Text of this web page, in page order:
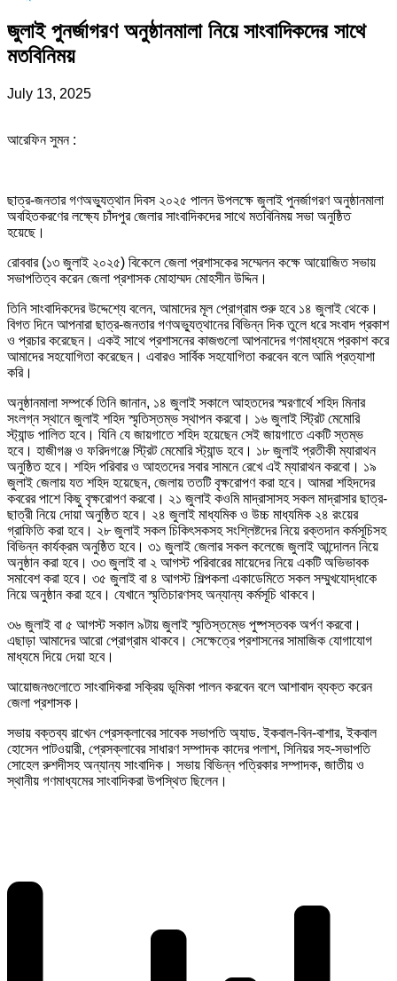
জুলাই পুনর্জাগরণ অনুষ্ঠানমালা নিয়ে সাংবাদিকদের সাথে
মতবিনিময়
July 13, 2025
আরেফিন সুমন :
ছাত্র-জনতার গণঅভ্যুত্থান দিবস ২০২৫ পালন উপলক্ষে জুলাই পুনর্জাগরণ অনুষ্ঠানমালা
অবহিতকরণের লক্ষ্যে চাঁদপুর জেলার সাংবাদিকদের সাথে মতবিনিময় সভা অনুষ্ঠিত
হয়েছে।
রোববার (১৩ জুলাই ২০২৫) বিকেলে জেলা প্রশাসকের সম্মেলন কক্ষে আয়োজিত সভায়
সভাপতিত্ব করেন জেলা প্রশাসক মোহাম্মদ মোহসীন উদ্দিন।
তিনি সাংবাদিকদের উদ্দেশ্যে বলেন, আমাদের মূল প্রোগ্রাম শুরু হবে ১৪ জুলাই থেকে।
বিগত দিনে আপনারা ছাত্র-জনতার গণঅভ্যুত্থানের বিভিন্ন দিক তুলে ধরে সংবাদ প্রকাশ
ও প্রচার করেছেন। একই সাথে প্রশাসনের কাজগুলো আপনাদের গণমাধ্যমে প্রকাশ করে
আমাদের সহযোগিতা করেছেন। এবারও সার্বিক সহযোগিতা করবেন বলে আমি প্রত্যাশা
করি।
অনুষ্ঠানমালা সম্পর্কে তিনি জানান, ১৪ জুলাই সকালে আহতদের স্মরণার্থে শহিদ মিনার
সংলগ্ন স্থানে জুলাই শহিদ স্মৃতিস্তম্ভ স্থাপন করবো। ১৬ জুলাই স্ট্রিট মেমোরি
স্ট্যান্ড পালিত হবে। যিনি যে জায়গাতে শহিদ হয়েছেন সেই জায়গাতে একটি স্তম্ভ
হবে। হাজীগঞ্জ ও ফরিদগঞ্জে স্ট্রিট মেমোরি স্ট্যান্ড হবে। ১৮ জুলাই প্রতীকী ম্যারাথন
অনুষ্ঠিত হবে। শহিদ পরিবার ও আহতদের সবার সামনে রেখে এই ম্যারাথন করবো। ১৯
জুলাই জেলায় যত শহিদ হয়েছেন, জেলায় ততটি বৃক্ষরোপণ করা হবে। আমরা শহিদদের
কবরের পাশে কিছু বৃক্ষরোপণ করবো। ২১ জুলাই কওমি মাদ্রাসাসহ সকল মাদ্রাসার ছাত্র-
ছাত্রী নিয়ে দোয়া অনুষ্ঠিত হবে। ২৪ জুলাই মাধ্যমিক ও উচ্চ মাধ্যমিক ২৪ রংয়ের
গ্রাফিতি করা হবে। ২৮ জুলাই সকল চিকিৎসকসহ সংশ্লিষ্টদের নিয়ে রক্তদান কর্মসূচিসহ
বিভিন্ন কার্যক্রম অনুষ্ঠিত হবে। ৩১ জুলাই জেলার সকল কলেজে জুলাই আন্দোলন নিয়ে
অনুষ্ঠান করা হবে। ৩৩ জুলাই বা ২ আগস্ট পরিবারের মায়েদের নিয়ে একটি অভিভাবক
সমাবেশ করা হবে। ৩৫ জুলাই বা ৪ আগস্ট শিল্পকলা একাডেমিতে সকল সম্মুখযোদ্ধাকে
নিয়ে অনুষ্ঠান করা হবে। যেখানে স্মৃতিচারণসহ অন্যান্য কর্মসূচি থাকবে।
৩৬ জুলাই বা ৫ আগস্ট সকাল ৯টায় জুলাই স্মৃতিস্তম্ভে পুষ্পস্তবক অর্পণ করবো।
এছাড়া আমাদের আরো প্রোগ্রাম থাকবে। সেক্ষেত্রে প্রশাসনের সামাজিক যোগাযোগ
মাধ্যমে দিয়ে দেয়া হবে।
আয়োজনগুলোতে সাংবাদিকরা সক্রিয় ভূমিকা পালন করবেন বলে আশাবাদ ব্যক্ত করেন
জেলা প্রশাসক।
সভায় বক্তব্য রাখেন প্রেসক্লাবের সাবেক সভাপতি অ্যাড. ইকবাল-বিন-বাশার, ইকবাল
হোসেন পাটওয়ারী, প্রেসক্লাবের সাধারণ সম্পাদক কাদের পলাশ, সিনিয়র সহ-সভাপতি
সোহেল রুশদীসহ অন্যান্য সাংবাদিক। সভায় বিভিন্ন পত্রিকার সম্পাদক, জাতীয় ও
স্থানীয় গণমাধ্যমের সাংবাদিকরা উপস্থিত ছিলেন।